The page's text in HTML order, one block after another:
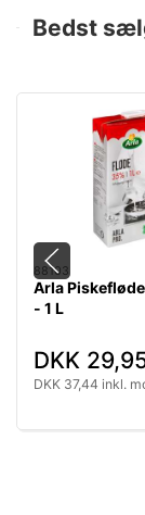
Bedst
88103
Arla
- 1 L
DKK
DKK 37,44 inkl.